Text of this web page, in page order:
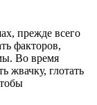
прежде всего
факторов,
Во время
жвачку, глотать